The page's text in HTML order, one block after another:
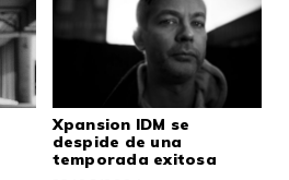
Xpansion IDM se
despide de una
temporada exitosa